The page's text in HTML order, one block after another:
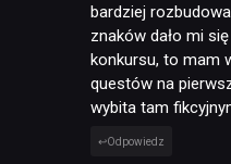
bardziej
znaków dało mi
konkursu, to mam
questów na
wybita tam
Odpowiedz